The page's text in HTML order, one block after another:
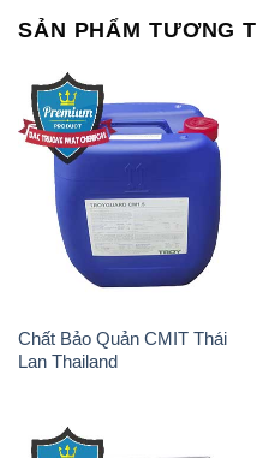
SẢN PHẨM TƯƠNG
Chất Bảo Quản CMIT Thái
Lan Thailand